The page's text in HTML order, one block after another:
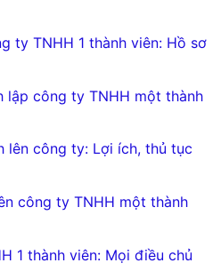
ty TNHH 1 thành viên: Hồ sơ
lập công ty TNHH một thành
lên công ty: Lợi ích, thủ tục
công ty TNHH một thành
1 thành viên: Mọi điều chủ